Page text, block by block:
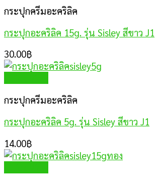
กระปุกครีมอะคริลิค
กระปุกอะคริลิค 15g. รุ่น Sisley สีขาว J1
30.00฿
กระปุกครีมอะคริลิค
กระปุกอะคริลิค 5g. รุ่น Sisley สีขาว J1
14.00฿